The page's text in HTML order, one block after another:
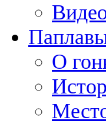
О